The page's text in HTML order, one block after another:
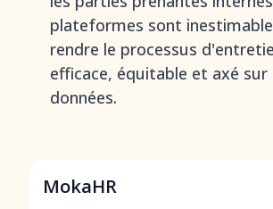
plateformes sont
rendre le processus
efficace, équitable et axé sur
données.
MokaHR